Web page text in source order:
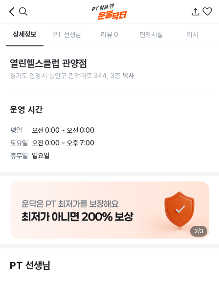
상세정보 PT 선생님 리뷰 0 편의시설 위치
열린헬스클럽 관양점
경기도 안양시 동안구 관악대로 344, 3층 복사
운영 시간
평일
오전 0:00 ~ 오전 0:00
토요일
오전 0:00 ~ 오후 7:00
휴무일
일요일
2/3
PT 선생님